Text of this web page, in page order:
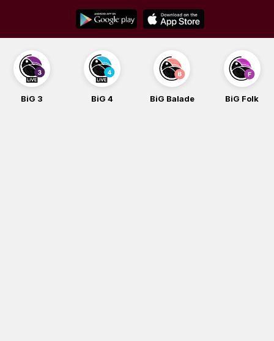
content
BiG Balade BiG Folk BiG